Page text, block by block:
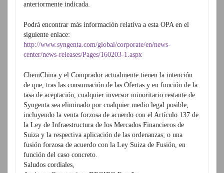
anteriormente indicada.
Podrá encontrar más información relativa a esta OPA en el
siguiente enlace:
http://www.syngenta.com/global/corporate/en/news-
center/news-releases/Pages/160203-1.aspx
ChemChina y el Comprador actualmente tienen la intención
de que, tras las consumación de las Ofertas y en función de la
tasa de aceptación, cualquier inversor minoritario restante de
Syngenta sea eliminado por cualquier medio legal posible,
incluyendo la venta forzosa de acuerdo con el Artículo 137 de
la Ley de Infraestructura de los Mercados Financieros de
Suiza y la respectiva aplicación de las ordenanzas; o una
fusión forzosa de acuerdo con la Ley Suiza de Fusión, en
función del caso concreto.
Saludos cordiales,